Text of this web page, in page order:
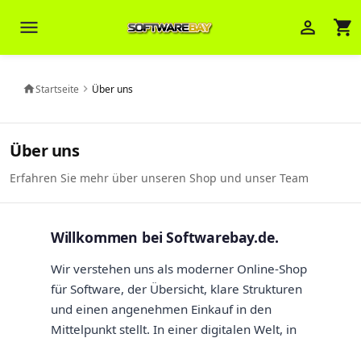
menu person_outline shopping_cart
homeStartseite chevron_right Über uns
Über uns
Erfahren Sie mehr über unseren Shop und unser Team
Willkommen bei Softwarebay.de.
Wir verstehen uns als moderner Online-Shop
für Software, der Übersicht, klare Strukturen
und einen angenehmen Einkauf in den
Mittelpunkt stellt. In einer digitalen Welt, in
Brasov
z. B. Ihre Bestellnummer (z.B.